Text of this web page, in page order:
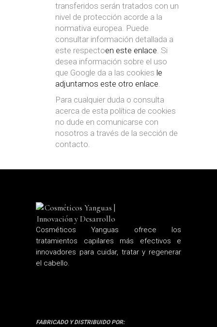
transferidos serán tratados con un
nivel de protección acorde a la
normativa europea. Puede
consultar información detallada a
este respectoen este enlace. Si
desea información sobre el uso
que Google da a las cookies le
adjuntamos este otro enlace.
Para cualquier duda o consulta
acerca de esta política de cookies
no dude en comunicarse con
nosotros a través de la sección de
contacto.
Cosméticos Yanguas ofrece los
tratamientos capilares más efectivos e
innovadores para cuidar, tratar y regenerar
el cabello.
FABRICADO Y DISTRIBUIDO POR: